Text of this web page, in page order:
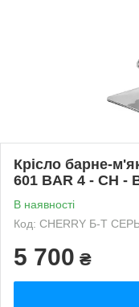
Крісло барне-
601 BAR 4 - CH -
В наявності
Код: CHERRY Б-Т
5 700 ₴